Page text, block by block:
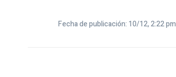
Fecha de publicación: 10/12, 2:22 pm